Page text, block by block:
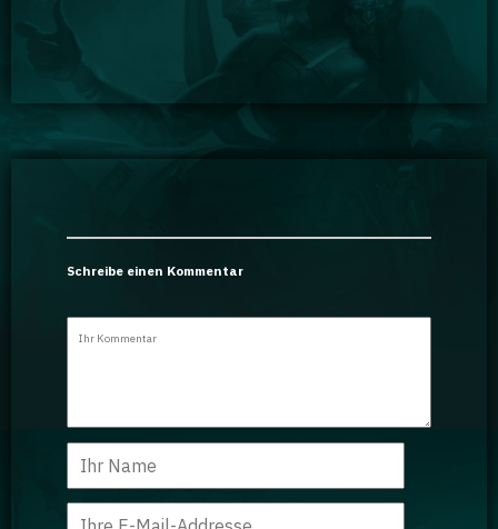
Schreibe einen Kommentar